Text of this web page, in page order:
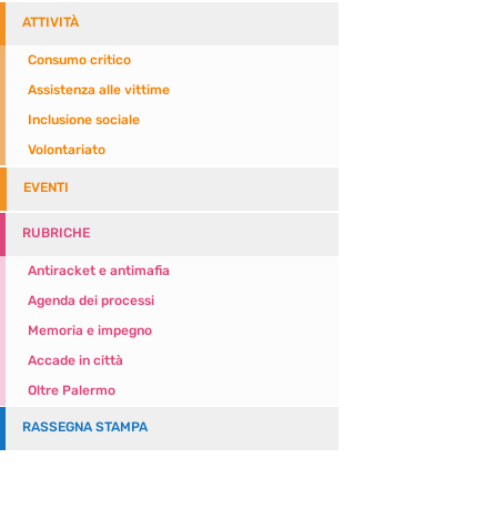
ATTIVITÀ
Consumo critico
Assistenza alle vittime
Inclusione sociale
Volontariato
EVENTI
RUBRICHE
Antiracket e antimafia
Agenda dei processi
Memoria e impegno
Accade in città
Oltre Palermo
RASSEGNA STAMPA